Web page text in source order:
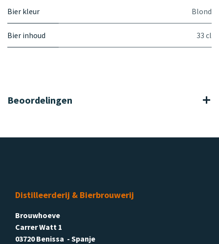
Bier kleur Blond
Bier inhoud 33 cl
Beoordelingen
Distilleerderij & Bierbrouwerij
Brouwhoeve
Carrer Watt 1
03720 Benissa - Spanje